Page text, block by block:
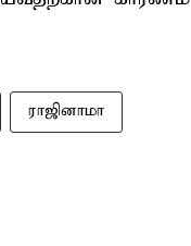
ராஜினாமா